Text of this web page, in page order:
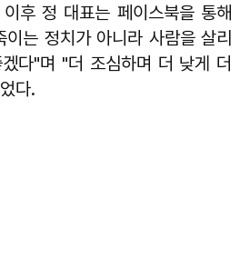
후 정 대표는 페이스북을 통해
는 정치가 아니라 사람을 살리
다"며 "더 조심하며 더 낮게 더
다.